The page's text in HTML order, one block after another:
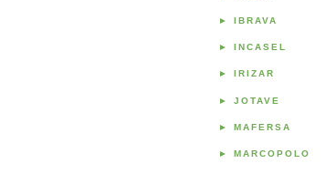
► IBRAVA
► INCASEL
► IRIZAR
► JOTAVE
► MAFERSA
► MARCOPOLO